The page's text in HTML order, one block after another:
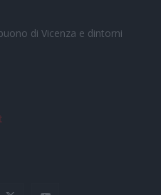
di Vicenza e dintorni